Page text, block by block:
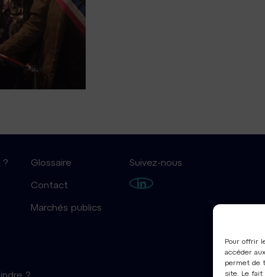
Pour offrir
accéder
permet de
site. Le fait
? Glossaire
Contact
Marchés publics
Suivez-nous